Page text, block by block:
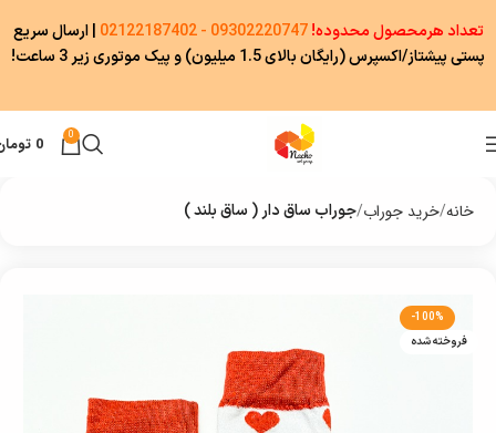
0
0
خانه خرید جوراب جوراب ساق دار ( ساق بلند )
-100%
فروخته شده
تعداد هرمحصول محدوده!09302220747 - 02122187402
|ارسال سریع
پستی پیشتاز/اکسپرس (رایگان بالای 1.5 میلیون) و پیک موتوری زیر 3 ساعت!